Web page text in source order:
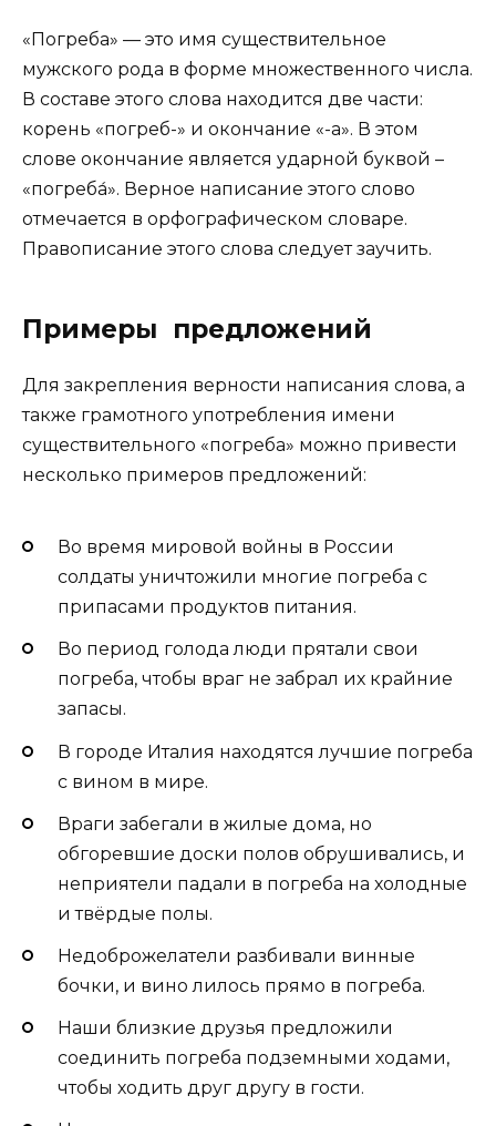
«Погреба» — это имя существительное
мужского рода в форме множественного числа.
В составе этого слова находится две части:
корень «погреб-» и окончание «-а». В этом
слове окончание является ударной буквой –
«погреба́». Верное написание этого слово
отмечается в орфографическом словаре.
Правописание этого слова следует заучить.
Примеры предложений
Для закрепления верности написания слова, а
также грамотного употребления имени
существительного «погреба» можно привести
несколько примеров предложений:
Во время мировой войны в России
солдаты уничтожили многие погреба с
припасами продуктов питания.
Во период голода люди прятали свои
погреба, чтобы враг не забрал их крайние
запасы.
В городе Италия находятся лучшие погреба
с вином в мире.
Враги забегали в жилые дома, но
обгоревшие доски полов обрушивались, и
неприятели падали в погреба на холодные
и твёрдые полы.
Недоброжелатели разбивали винные
бочки, и вино лилось прямо в погреба.
Наши близкие друзья предложили
соединить погреба подземными ходами,
чтобы ходить друг другу в гости.